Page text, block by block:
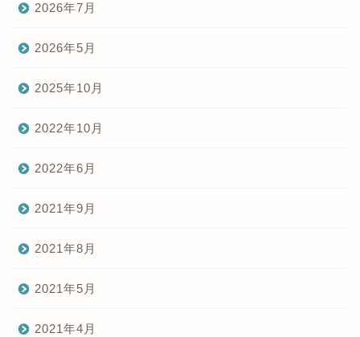
2026年7月
2026年5月
2025年10月
2022年10月
2022年6月
2021年9月
2021年8月
2021年5月
2021年4月